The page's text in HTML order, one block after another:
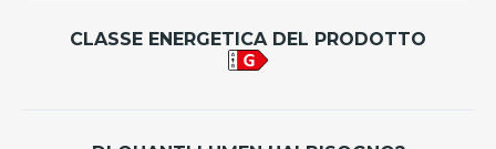
CLASSE ENERGETICA DEL PRODOTTO